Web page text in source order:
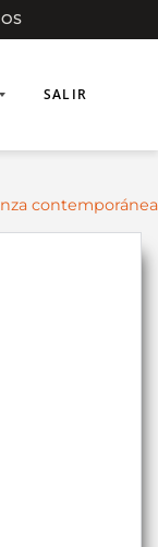
SALIR
contemporánea